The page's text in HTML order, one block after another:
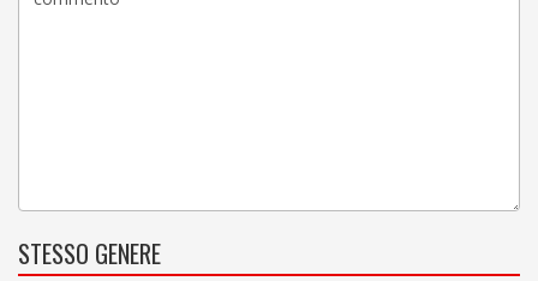
STESSO GENERE